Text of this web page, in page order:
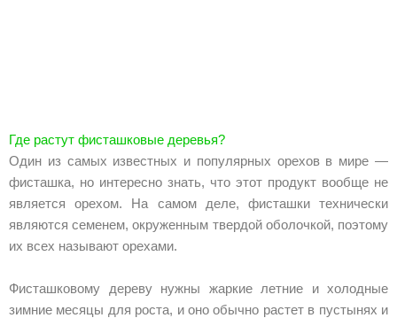
Где растут фисташковые деревья?
Один из самых известных и популярных орехов в мире —
фисташка, но интересно знать, что этот продукт вообще не
является орехом. На самом деле, фисташки технически
являются семенем, окруженным твердой оболочкой, поэтому
их всех называют орехами.
Фисташковому дереву нужны жаркие летние и холодные
зимние месяцы для роста, и оно обычно растет в пустынях и